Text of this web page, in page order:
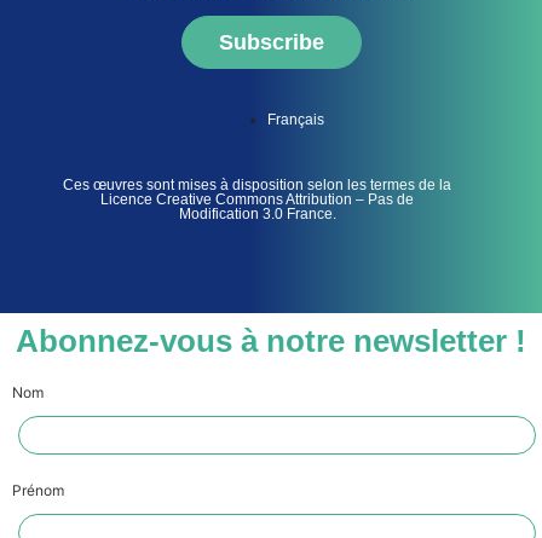
Subscribe
Français
Ces œuvres sont mises à disposition selon les termes de la
Licence Creative Commons Attribution – Pas de
Modification 3.0 France.
Abonnez-vous à notre newsletter !
Nom
Prénom